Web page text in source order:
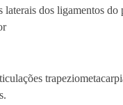
laterais dos ligamentos